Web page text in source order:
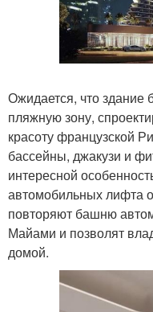
Ожидается, что здание
пляжную зону,
красоту французской
бассейны, джакузи и
интересной
автомобильных лифта
повторяют башню
Майами и позволят
домой.